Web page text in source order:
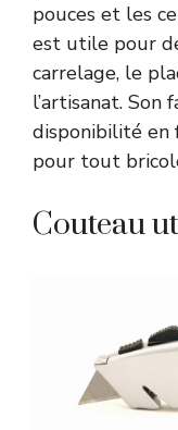
pouces et les
est utile pour
carrelage, le
l’artisanat.
disponibilité
pour tout
Couteau